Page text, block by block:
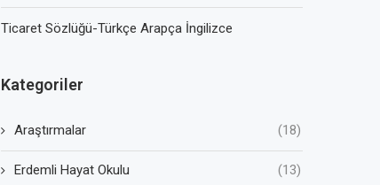
Ticaret Sözlüğü-Türkçe Arapça İngilizce
Kategoriler
Araştırmalar (18)
Erdemli Hayat Okulu (13)